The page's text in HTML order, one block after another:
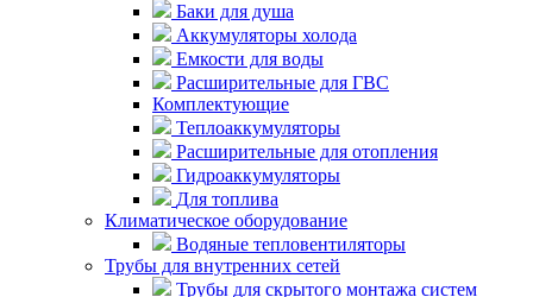
Баки для душа
Аккумуляторы холода
Емкости для воды
Расширительные для ГВС
Комплектующие
Теплоаккумуляторы
Расширительные для отопления
Гидроаккумуляторы
Для топлива
Климатическое оборудование
Водяные тепловентиляторы
Трубы для внутренних сетей
Трубы для скрытого монтажа систем